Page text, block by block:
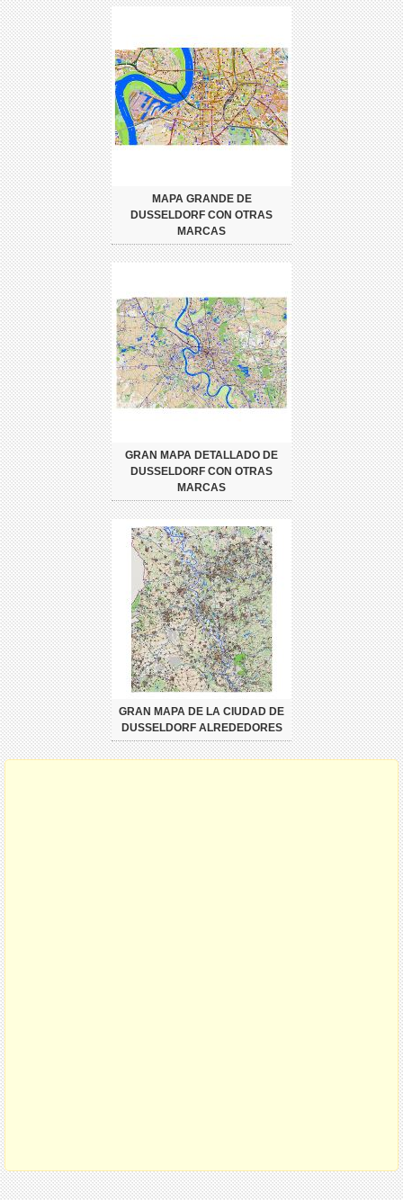
MAPA GRANDE DE
DUSSELDORF CON OTRAS
MARCAS
GRAN MAPA DETALLADO DE
DUSSELDORF CON OTRAS
MARCAS
GRAN MAPA DE LA CIUDAD DE
DUSSELDORF ALREDEDORES